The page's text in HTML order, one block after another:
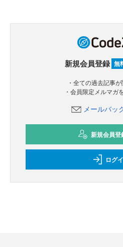
新規会員登録 無
・全ての過去記事
・会員限定メルマガ
メールバッ
新規会員登
ログ